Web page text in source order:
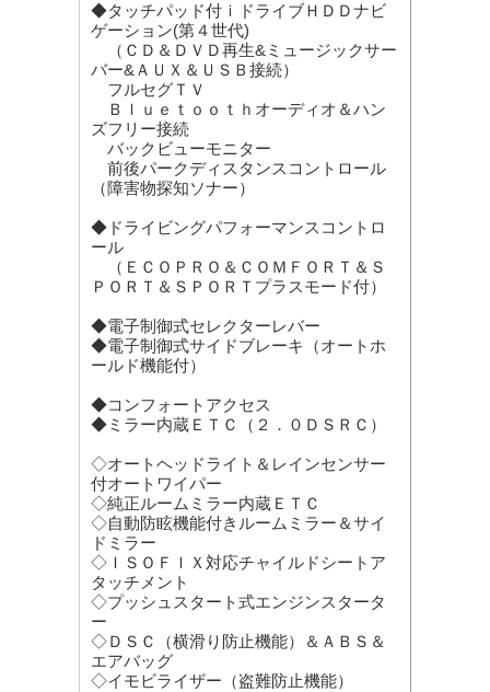
◆タッチパッド付ｉドライブＨＤＤナビ
ゲーション(第４世代)
（ＣＤ＆ＤＶＤ再生&ミュージックサー
バー&ＡＵＸ＆ＵＳＢ接続）
フルセグＴＶ
Ｂｌｕｅｔｏｏｔｈオーディオ＆ハン
ズフリー接続
バックビューモニター
前後パークディスタンスコントロール
（障害物探知ソナー）
◆ドライビングパフォーマンスコントロ
ール
（ＥＣＯＰＲＯ＆ＣＯＭＦＯＲＴ＆Ｓ
ＰＯＲＴ＆ＳＰＯＲＴプラスモード付）
◆電子制御式セレクターレバー
◆電子制御式サイドブレーキ（オートホ
ールド機能付）
◆コンフォートアクセス
◆ミラー内蔵ＥＴＣ（２．０ＤＳＲＣ）
◇オートヘッドライト＆レインセンサー
付オートワイパー
◇純正ルームミラー内蔵ＥＴＣ
◇自動防眩機能付きルームミラー＆サイ
ドミラー
◇ＩＳＯＦＩＸ対応チャイルドシートア
タッチメント
◇プッシュスタート式エンジンスタータ
ー
◇ＤＳＣ（横滑り防止機能）＆ＡＢＳ＆
エアバッグ
◇イモビライザー（盗難防止機能）